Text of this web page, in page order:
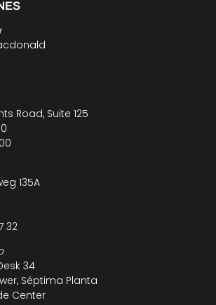
Road, Suite 125
135A
32
34
Séptima Planta
Center